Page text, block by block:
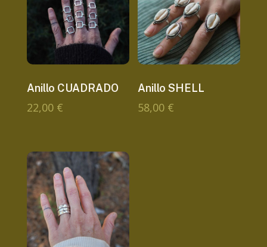
Anillo CUADRADO
22,00 €
Anillo SHELL
58,00 €